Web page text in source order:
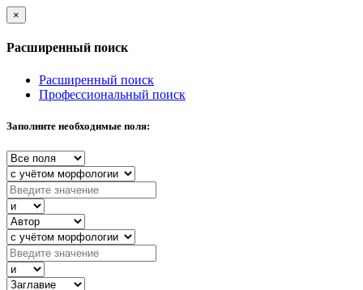
×
Расширенный поиск
Расширенный поиск
Профессиональный поиск
Заполните необходимые поля: